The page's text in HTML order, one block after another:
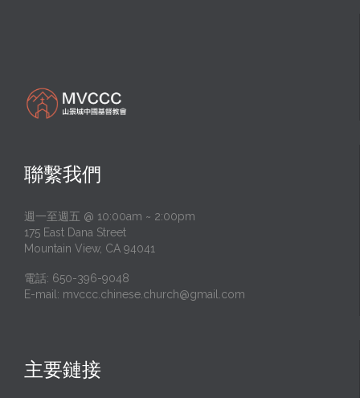
聯繫我們
週一至週五 @ 10:00am ~ 2:00pm
175 East Dana Street
Mountain View, CA 94041
電話: 650-396-9048
E-mail: mvccc.chinese.church@gmail.com
主要鏈接